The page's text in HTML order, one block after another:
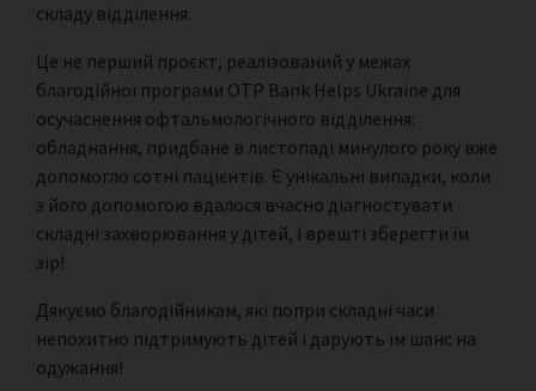
складу відділення.
Це не перший проєкт, реалізований у межах
благодійної програми OTP Bank Helps Ukraine для
осучаснення офтальмологічного відділення:
обладнання, придбане в листопаді минулого року вже
допомогло сотні пацієнтів. Є унікальні випадки, коли
з його допомогою вдалося вчасно діагностувати
складні захворювання у дітей, і врешті зберегти їм
зір!
Дякуємо благодійникам, які попри складні часи
непохитно підтримують дітей і дарують їм шанс на
одужання!